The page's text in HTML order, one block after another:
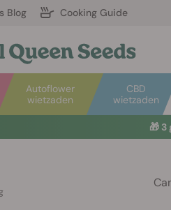
Blog Cooking Guide
Autoflower
wietzaden
CBD
wietzaden
🎁 3